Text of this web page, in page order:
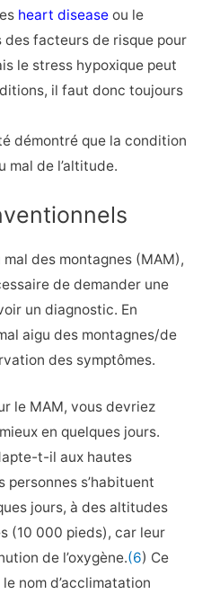
heart disease ou le
des facteurs de risque pour
le stress hypoxique peut
il faut donc toujours
démontré que la condition
mal de l’altitude.
des montagnes (MAM),
de demander une
un diagnostic. En
aigu des montagnes/de
des symptômes.
le MAM, vous devriez
en quelques jours.
t-il aux hautes
personnes s’habituent
jours, à des altitudes
(10 000 pieds), car leur
de l’oxygène.(6) Ce
nom d’acclimatation